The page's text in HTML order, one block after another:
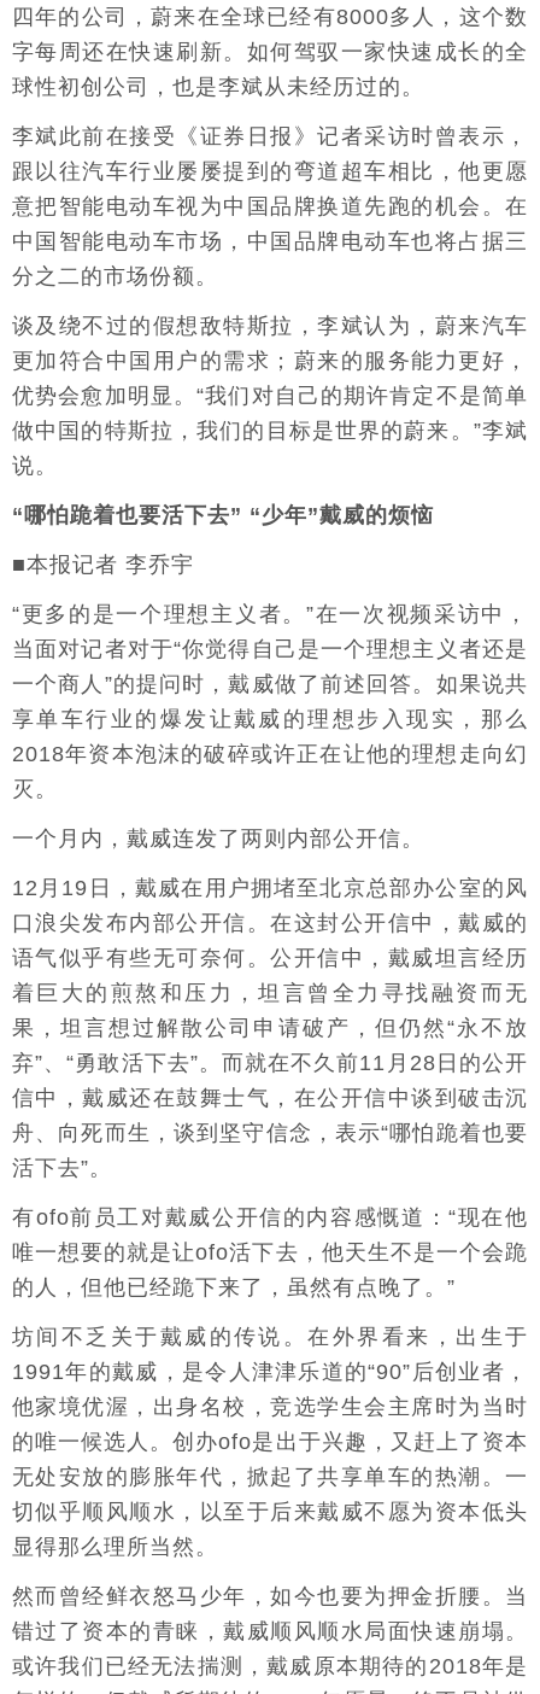
四年的公司，蔚来在全球已经有8000多人，这个数
字每周还在快速刷新。如何驾驭一家快速成长的全
球性初创公司，也是李斌从未经历过的。
李斌此前在接受《证券日报》记者采访时曾表示，
跟以往汽车行业屡屡提到的弯道超车相比，他更愿
意把智能电动车视为中国品牌换道先跑的机会。在
中国智能电动车市场，中国品牌电动车也将占据三
分之二的市场份额。
谈及绕不过的假想敌特斯拉，李斌认为，蔚来汽车
更加符合中国用户的需求；蔚来的服务能力更好，
优势会愈加明显。“我们对自己的期许肯定不是简单
做中国的特斯拉，我们的目标是世界的蔚来。”李斌
说。
“哪怕跪着也要活下去” “少年”戴威的烦恼
■本报记者 李乔宇
“更多的是一个理想主义者。”在一次视频采访中，
当面对记者对于“你觉得自己是一个理想主义者还是
一个商人”的提问时，戴威做了前述回答。如果说共
享单车行业的爆发让戴威的理想步入现实，那么
2018年资本泡沫的破碎或许正在让他的理想走向幻
灭。
一个月内，戴威连发了两则内部公开信。
12月19日，戴威在用户拥堵至北京总部办公室的风
口浪尖发布内部公开信。在这封公开信中，戴威的
语气似乎有些无可奈何。公开信中，戴威坦言经历
着巨大的煎熬和压力，坦言曾全力寻找融资而无
果，坦言想过解散公司申请破产，但仍然“永不放
弃”、“勇敢活下去”。而就在不久前11月28日的公开
信中，戴威还在鼓舞士气，在公开信中谈到破击沉
舟、向死而生，谈到坚守信念，表示“哪怕跪着也要
活下去”。
有ofo前员工对戴威公开信的内容感慨道：“现在他
唯一想要的就是让ofo活下去，他天生不是一个会跪
的人，但他已经跪下来了，虽然有点晚了。”
坊间不乏关于戴威的传说。在外界看来，出生于
1991年的戴威，是令人津津乐道的“90”后创业者，
他家境优渥，出身名校，竞选学生会主席时为当时
的唯一候选人。创办ofo是出于兴趣，又赶上了资本
无处安放的膨胀年代，掀起了共享单车的热潮。一
切似乎顺风顺水，以至于后来戴威不愿为资本低头
显得那么理所当然。
然而曾经鲜衣怒马少年，如今也要为押金折腰。当
错过了资本的青睐，戴威顺风顺水局面快速崩塌。
或许我们已经无法揣测，戴威原本期待的2018年是